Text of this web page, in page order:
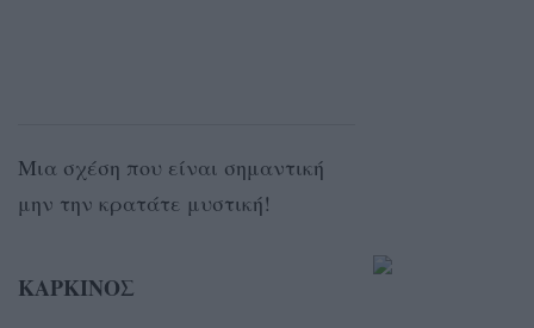
Μια σχέση που είναι σημαντική
μην την κρατάτε μυστική!
ΚΑΡΚΙΝΟΣ